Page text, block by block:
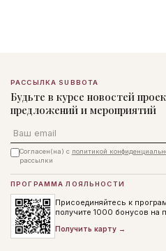
РАССЫЛКА SUBBOTA
Будьте в курсе новостей
предложений и мероприятий
Email
Согласен(на) с политикой
рассылки
ПРОГРАММА ЛОЯЛЬНОСТИ
Присоединяйтесь к
получите 1000 бонусов на
Получить карту →